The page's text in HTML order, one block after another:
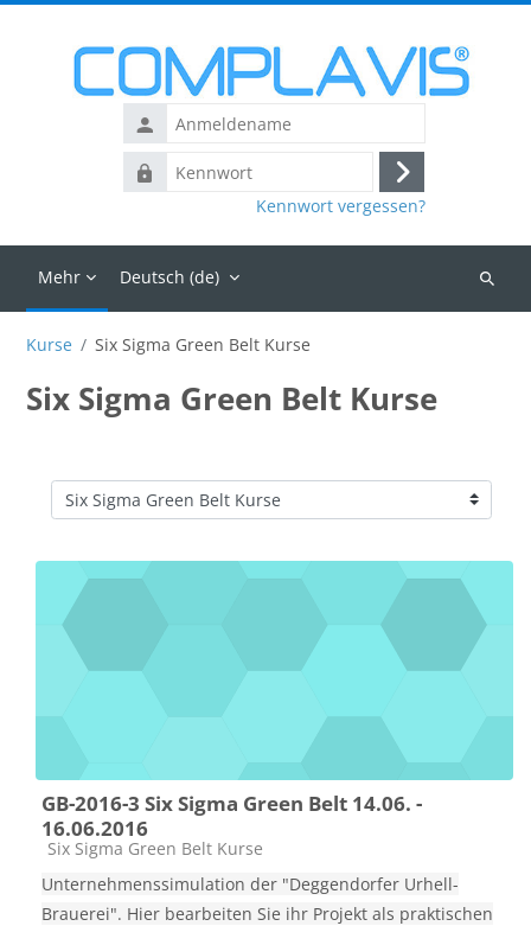
Anmeldename
Kennwort
Login
Kennwort vergessen?
Mehr Deutsch ‎(de)‎
Kurse
Kurse Six Sigma Green Belt Kurse
Six Sigma Green Belt Kurse
Kursbereiche
GB-2016-3 Six Sigma Green Belt 14.06. -
16.06.2016
Kursbereich
Six Sigma Green Belt Kurse
Unternehmenssimulation der "Deggendorfer Urhell-
Brauerei". Hier bearbeiten Sie ihr Projekt als praktischen